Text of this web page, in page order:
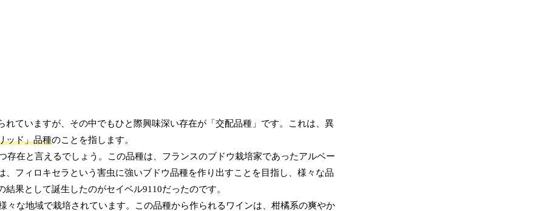
ていますが、その中でもひと際興味深い存在が「交配品種」です。これは、異
ッド」品種のことを指します。
在と言えるでしょう。この品種は、フランスのブドウ栽培家であったアルベー
フィロキセラという害虫に強いブドウ品種を作り出すことを目指し、様々な品
果として誕生したのがセイベル9110だったのです。
な地域で栽培されています。この品種から作られるワインは、柑橘系の爽やか